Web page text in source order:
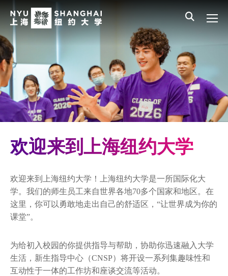
All NYU
Main Menu CN
新生入学常见问题
住宿生活
体育运动与健身
学生活动与社区参与
学生健康中心
职业发展
欢迎来到上海纽约大学
欢迎来到上海纽约大学！上海纽约大学是一所国际化大
学。我们的师生员工来自世界各地70多个国家和地区。在
这里，你可以勇敢地走出自己的舒适区，“让世界成为你的
课堂”。
为给初入校园的你提供指导与帮助，协助你迅速融入大学
生活，新生指导中心（CNSP）将开设一系列集趣味性和
互动性于一体的工作坊和座谈交流等活动。